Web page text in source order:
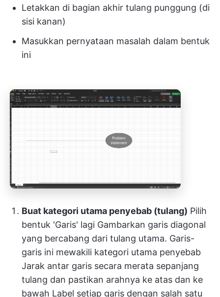
Letakkan di bagian akhir tulang punggung (di
sisi kanan)
Masukkan pernyataan masalah dalam bentuk
ini
Buat kategori utama penyebab (tulang) Pilih
bentuk 'Garis' lagi Gambarkan garis diagonal
yang bercabang dari tulang utama. Garis-
garis ini mewakili kategori utama penyebab
Jarak antar garis secara merata sepanjang
tulang dan pastikan arahnya ke atas dan ke
bawah Label setiap garis dengan salah satu